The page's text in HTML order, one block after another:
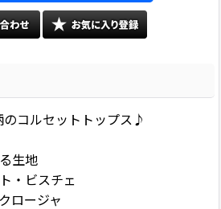
のコルセットトップス♪
生地
・ビスチェ
ロージャ